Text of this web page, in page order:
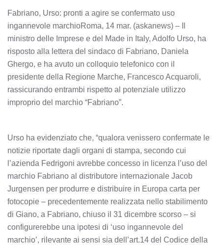
Fabriano, Urso: pronti a agire se confermato uso
ingannevole marchioRoma, 14 mar. (askanews) – Il
ministro delle Imprese e del Made in Italy, Adolfo Urso, ha
risposto alla lettera del sindaco di Fabriano, Daniela
Ghergo, e ha avuto un colloquio telefonico con il
presidente della Regione Marche, Francesco Acquaroli,
rassicurando entrambi rispetto al potenziale utilizzo
improprio del marchio “Fabriano”.
Urso ha evidenziato che, “qualora venissero confermate le
notizie riportate dagli organi di stampa, secondo cui
l’azienda Fedrigoni avrebbe concesso in licenza l’uso del
marchio Fabriano al distributore internazionale Jacob
Jurgensen per produrre e distribuire in Europa carta per
fotocopie – precedentemente realizzata nello stabilimento
di Giano, a Fabriano, chiuso il 31 dicembre scorso – si
configurerebbe una ipotesi di ‘uso ingannevole del
marchio’, rilevante ai sensi sia dell’art.14 del Codice della